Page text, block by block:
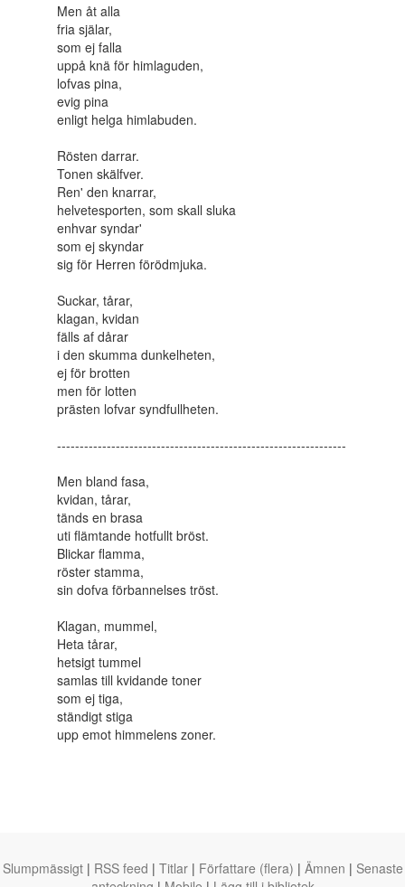
Men åt alla
fria själar,
som ej falla
uppå knä för himlaguden,
lofvas pina,
evig pina
enligt helga himlabuden.
Rösten darrar.
Tonen skälfver.
Ren' den knarrar,
helvetesporten, som skall sluka
enhvar syndar'
som ej skyndar
sig för Herren förödmjuka.
Suckar, tårar,
klagan, kvidan
fälls af dårar
i den skumma dunkelheten,
ej för brotten
men för lotten
prästen lofvar syndfullheten.
----------------------------------------------------------------
Men bland fasa,
kvidan, tårar,
tänds en brasa
uti flämtande hotfullt bröst.
Blickar flamma,
röster stamma,
sin dofva förbannelses tröst.
Klagan, mummel,
Heta tårar,
hetsigt tummel
samlas till kvidande toner
som ej tiga,
ständigt stiga
upp emot himmelens zoner.
Slumpmässigt | RSS feed | Titlar | Författare (flera) | Ämnen | Senaste